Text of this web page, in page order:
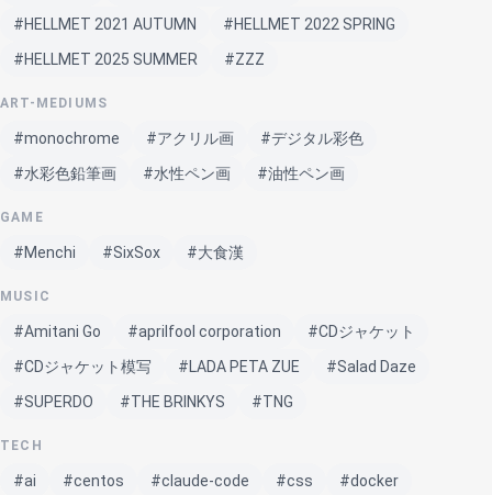
#HELLMET 2021 AUTUMN
#HELLMET 2022 SPRING
#HELLMET 2025 SUMMER
#ZZZ
ART-MEDIUMS
#monochrome #アクリル画
#デジタル彩色
#水彩色鉛筆画
#水性ペン画 #油性ペン画
GAME
#Menchi #SixSox #大食漢
MUSIC
#Amitani Go #aprilfool corporation
#CDジャケット
#CDジャケット模写
#LADA PETA ZUE
#Salad Daze
#SUPERDO
#THE BRINKYS #TNG
TECH
#ai #centos #claude-code #css
#docker